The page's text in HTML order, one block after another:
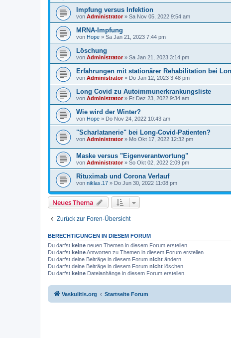
Impfung versus Infektion
von Administrator» Sa Nov 05, 2022 9:54 am
MRNA-Impfung
von Hope » Sa Jan 21, 2023 7:44 pm
Löschung
von Administrator» Sa Jan 21, 2023 3:14 pm
Erfahrungen mit stationärer Rehabilitation bei
von Administrator» Do Jan 12, 2023 3:48 pm
Long Covid zu Autoimmunerkrankungsliste
von Administrator» Fr Dez 23, 2022 9:34 am
Wie wird der Winter?
von Hope » Do Nov 24, 2022 10:43 am
"Scharlatanerie" bei Long-Covid-Patienten?
von Administrator» Mo Okt 17, 2022 12:32 pm
Maske versus "Eigenverantwortung"
von Administrator» So Okt 02, 2022 2:09 pm
Rituximab und Corona Verlauf
von niklas.17 » Do Jun 30, 2022 11:08 pm
Neues Thema
Zurück zur Foren-Übersicht
BERECHTIGUNGEN IN DIESEM FORUM
Du darfst keine neuen Themen in diesem Forum erstellen.
Du darfst keineAntworten zu Themen in diesem Forum erstellen.
Du darfst deine Beiträge in diesem Forum nicht ändern.
Du darfst deine Beiträge in diesem Forum nicht löschen.
Du darfst keine Dateianhänge in diesem Forum erstellen.
Vaskulitis.org Startseite Forum